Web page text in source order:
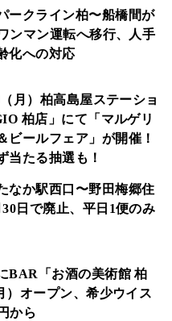
ークライン柏〜船橋間が
ンマン運転へ移行、人手
化への対応
月）柏高島屋ステーショ
柏店」にて「マルゲリ
ビールフェア」が開催！
当たる抽選も！
なか駅西口〜野田梅郷住
日で廃止、平日1便のみ
BAR「お酒の美術館 柏
）オープン、希少ウイス
から